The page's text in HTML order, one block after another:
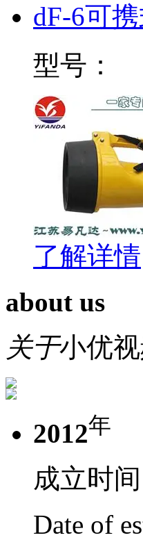
dF-6可
型号：
了解详情
about us
关于小优
2012年
成立时间
Date of